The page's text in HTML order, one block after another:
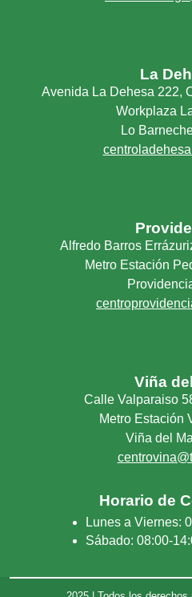
La
Avenida La Dehesa 222,
Workplaza
Lo
Alfredo Barros
Metro Estación
Viña
Calle Valparaiso
Metro Estación
Viña del
Horario de
Lunes a Viernes:
Sábado: 08:00-